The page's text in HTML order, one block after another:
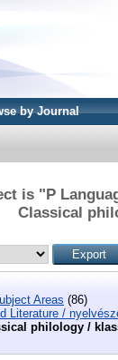
by Journal
is "P
Classical
Areas (86)
Literature /
philology /